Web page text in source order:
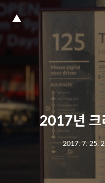
▲
2017년 크
2017. 7. 25.